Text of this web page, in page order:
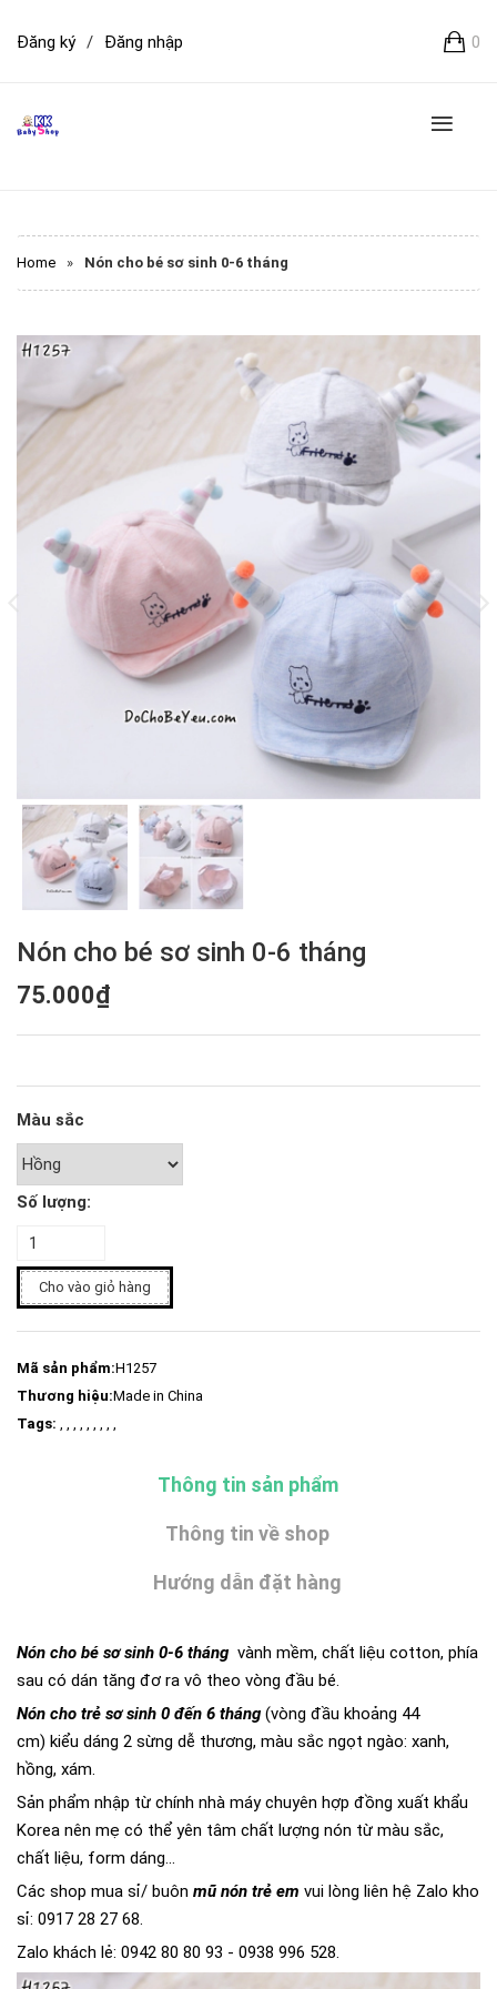
0
Đăng ký / Đăng nhập
Home » Nón cho bé sơ sinh 0-6 tháng
Nón cho bé sơ sinh 0-6 tháng
75.000₫
Màu sắc
Số lượng:
Cho vào giỏ hàng
Mã sản phẩm:H1257
Thương hiệu:Made in China
Tags: , , , , , , , , ,
Thông tin sản phẩm
Thông tin về shop
Hướng dẫn đặt hàng
Nón cho bé sơ sinh 0-6 tháng vành mềm, chất liệu cotton, phía
sau có dán tăng đơ ra vô theo vòng đầu bé.
Nón cho trẻ sơ sinh 0 đến 6 tháng (vòng đầu khoảng 44
cm) kiểu dáng 2 sừng dễ thương, màu sắc ngọt ngào: xanh,
hồng, xám.
Sản phẩm nhập từ chính nhà máy chuyên hợp đồng xuất khẩu
Korea nên mẹ có thể yên tâm chất lượng nón từ màu sắc,
chất liệu, form dáng...
Các shop mua sỉ/ buôn mũ nón trẻ em vui lòng liên hệ Zalo kho
sỉ: 0917 28 27 68.
Zalo khách lẻ: 0942 80 80 93 - 0938 996 528.